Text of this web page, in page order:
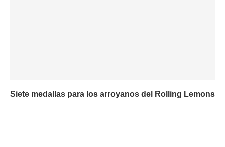
Siete medallas para los arroyanos del Rolling Lemons